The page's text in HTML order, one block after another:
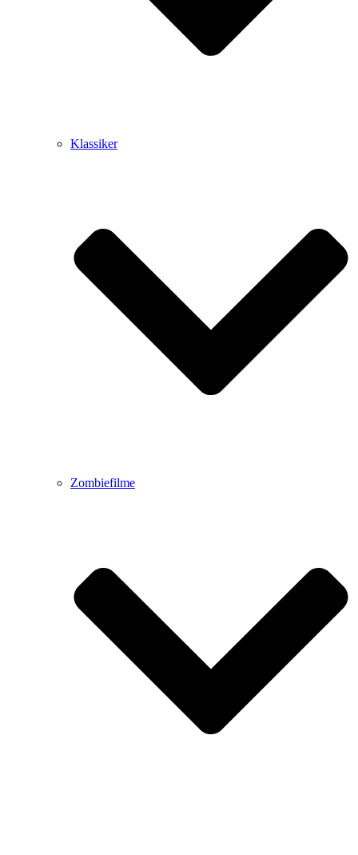
Klassiker
Zombiefilme